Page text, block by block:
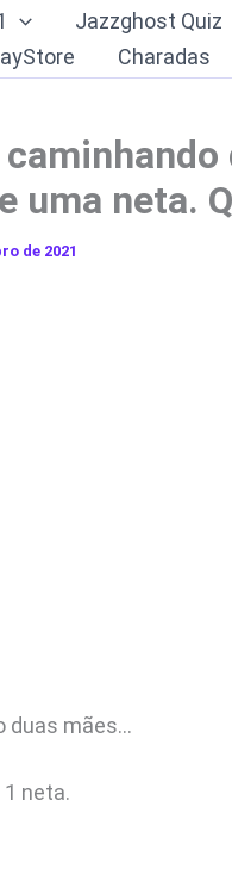
Jazzghost Quiz
Charadas
uma neta.
de 2021
duas mães…
1 neta.